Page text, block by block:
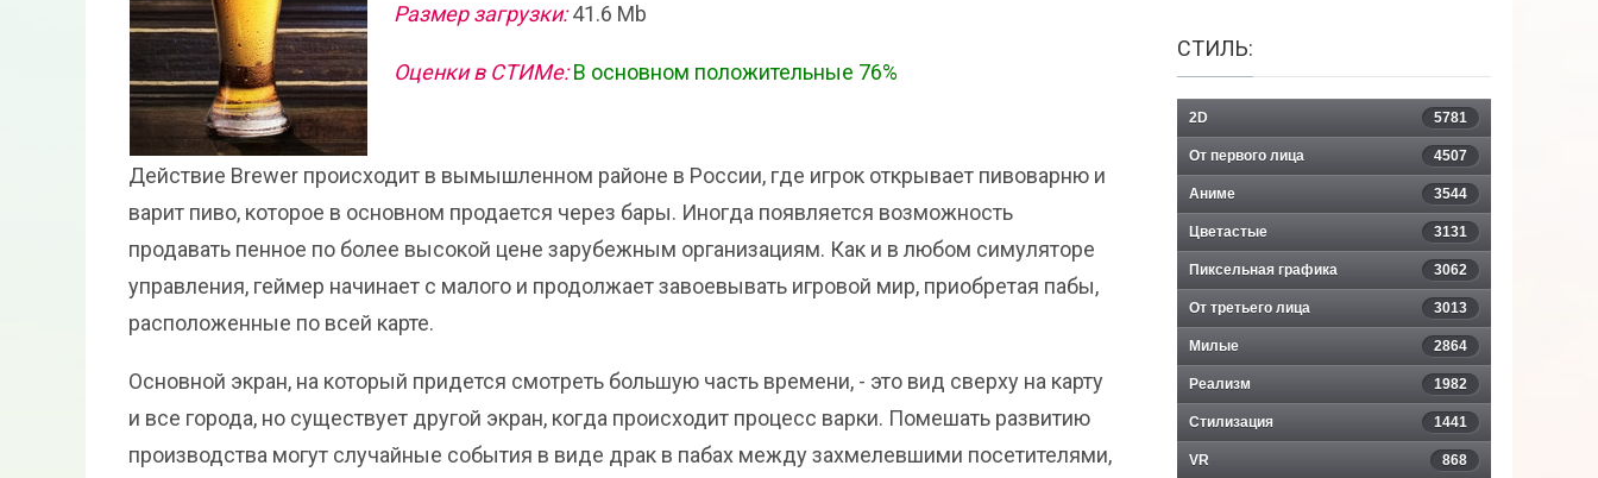
Размер загрузки:41.6 Mb
Оценки в СТИМе: В основном положительные 76%
Действие Brewer происходит в вымышленном районе в России, где игрок открывает пивоварню и
варит пиво, которое в основном продается через бары. Иногда появляется возможность
продавать пенное по более высокой цене зарубежным организациям. Как и в любом симуляторе
управления, геймер начинает с малого и продолжает завоевывать игровой мир, приобретая пабы,
расположенные по всей карте.
Основной экран, на который придется смотреть большую часть времени, - это вид сверху на карту
и все города, но существует другой экран, когда происходит процесс варки. Помешать развитию
производства могут случайные события в виде драк в пабах между захмелевшими посетителями,
СТИЛЬ:
2D 5781
От первого лица 4507
Аниме 3544
Цветастые 3131
Пиксельная графика 3062
От третьего лица 3013
Милые 2864
Реализм 1982
Стилизация 1441
VR 868